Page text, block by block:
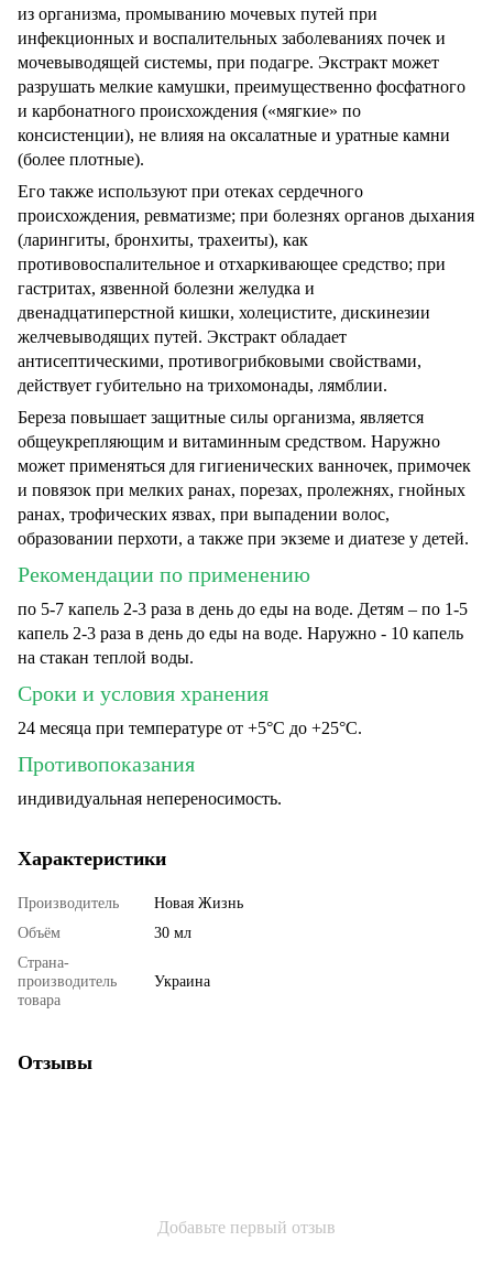
из организма, промыванию мочевых путей при
инфекционных и воспалительных заболеваниях почек и
мочевыводящей системы, при подагре. Экстракт может
разрушать мелкие камушки, преимущественно фосфатного
и карбонатного происхождения («мягкие» по
консистенции), не влияя на оксалатные и уратные камни
(более плотные).
Его также используют при отеках сердечного
происхождения, ревматизме; при болезнях органов дыхания
(ларингиты, бронхиты, трахеиты), как
противовоспалительное и отхаркивающее средство; при
гастритах, язвенной болезни желудка и
двенадцатиперстной кишки, холецистите, дискинезии
желчевыводящих путей. Экстракт обладает
антисептическими, противогрибковыми свойствами,
действует губительно на трихомонады, лямблии.
Береза повышает защитные силы организма, является
общеукрепляющим и витаминным средством. Наружно
может применяться для гигиенических ванночек, примочек
и повязок при мелких ранах, порезах, пролежнях, гнойных
ранах, трофических язвах, при выпадении волос,
образовании перхоти, а также при экземе и диатезе у детей.
Рекомендации по применению
по 5-7 капель 2-3 раза в день до еды на воде. Детям – по 1-5
капель 2-3 раза в день до еды на воде. Наружно - 10 капель
на стакан теплой воды.
Сроки и условия хранения
24 месяца при температуре от +5°С до +25°C.
Противопоказания
индивидуальная непереносимость.
Характеристики
Производитель
Новая Жизнь
Объём
30 мл
Страна-
производитель
товара
Украина
Отзывы
Добавьте первый отзыв